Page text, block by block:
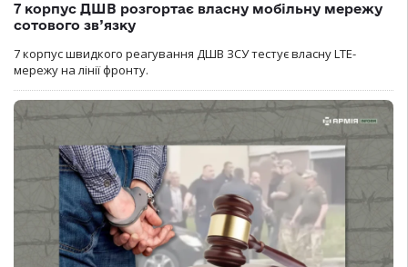
7 корпус ДШВ розгортає власну мобільну мережу
сотового зв’язку
7 корпус швидкого реагування ДШВ ЗСУ тестує власну LTE-
мережу на лінії фронту.